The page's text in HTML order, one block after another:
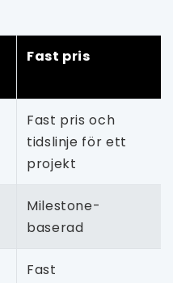
Fast pris
Fast pris och
tidslinje för ett
projekt
Milestone-
baserad
Fast